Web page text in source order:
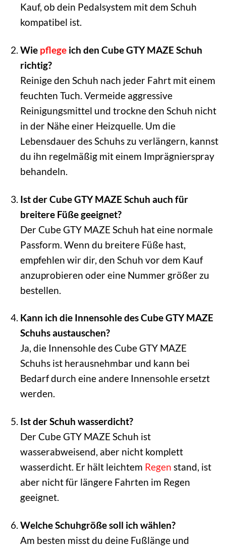
Kauf, ob dein Pedalsystem mit dem Schuh
kompatibel ist.
Wie pflegeich den Cube GTY MAZE Schuh
richtig?
Reinige den Schuh nach jeder Fahrt mit einem
feuchten Tuch. Vermeide aggressive
Reinigungsmittel und trockne den Schuh nicht
in der Nähe einer Heizquelle. Um die
Lebensdauer des Schuhs zu verlängern, kannst
du ihn regelmäßig mit einem Imprägnierspray
behandeln.
Ist der Cube GTY MAZE Schuh auch für
breitere Füße geeignet?
Der Cube GTY MAZE Schuh hat eine normale
Passform. Wenn du breitere Füße hast,
empfehlen wir dir, den Schuh vor dem Kauf
anzuprobieren oder eine Nummer größer zu
bestellen.
Kann ich die Innensohle des Cube GTY MAZE
Schuhs austauschen?
Ja, die Innensohle des Cube GTY MAZE
Schuhs ist herausnehmbar und kann bei
Bedarf durch eine andere Innensohle ersetzt
werden.
Ist der Schuh wasserdicht?
Der Cube GTY MAZE Schuh ist
wasserabweisend, aber nicht komplett
wasserdicht. Er hält leichtem Regen stand, ist
aber nicht für längere Fahrten im Regen
geeignet.
Welche Schuhgröße soll ich wählen?
Am besten misst du deine Fußlänge und